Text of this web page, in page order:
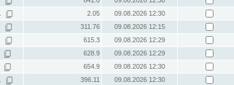
2.05
09.08.2026 12:30
311.76
09.08.2026 12:15
615.3
09.08.2026 12:29
628.9
09.08.2026 12:29
654.9
09.08.2026 12:30
396.11 09.08.2026 12:30